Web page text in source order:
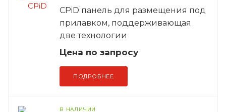
CРiD панель для размещения под
прилавком, поддерживающая
две технологии
Цена по запросу
ПОДРОБНЕЕ
В НАЛИЧИИ